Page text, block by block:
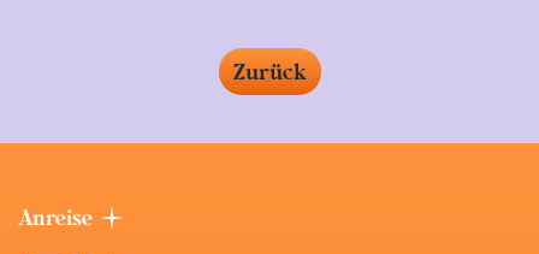
Zurück
Anreise